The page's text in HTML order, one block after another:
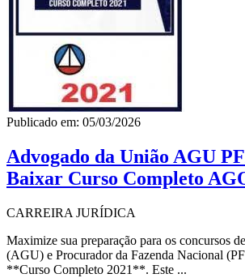
Publicado em: 05/03/2026
Advogado da União AGU
Baixar Curso Completo
CARREIRA JURÍDICA
Maximize sua preparação para os concursos
(AGU) e Procurador da Fazenda Nacional
**Curso Completo 2021**. Este ...